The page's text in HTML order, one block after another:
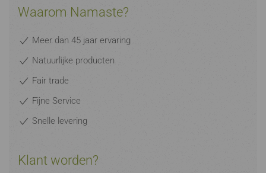
Waarom Namaste?
Meer dan 45 jaar ervaring
Natuurlijke producten
Fair trade
Fijne Service
Snelle levering
Klant worden?